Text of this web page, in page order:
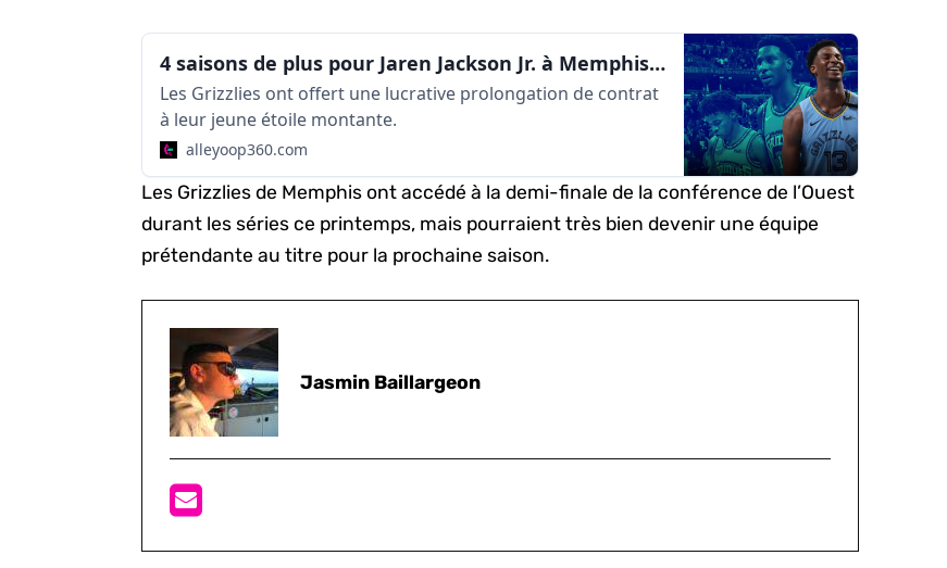
4 saisons de plus pour Jaren Jackson Jr. à Memphis | AlleyOop360
Les Grizzlies ont offert une lucrative prolongation de contrat
à leur jeune étoile montante.
alleyoop360.com
Les Grizzlies de Memphis ont accédé à la demi-finale de la conférence de l’Ouest
durant les séries ce printemps, mais pourraient très bien devenir une équipe
prétendante au titre pour la prochaine saison.
Jasmin Baillargeon